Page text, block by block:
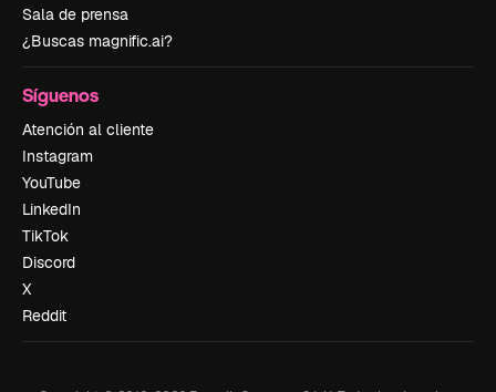
Sala de prensa
¿Buscas magnific.ai?
Síguenos
Atención al cliente
Instagram
YouTube
LinkedIn
TikTok
Discord
X
Reddit